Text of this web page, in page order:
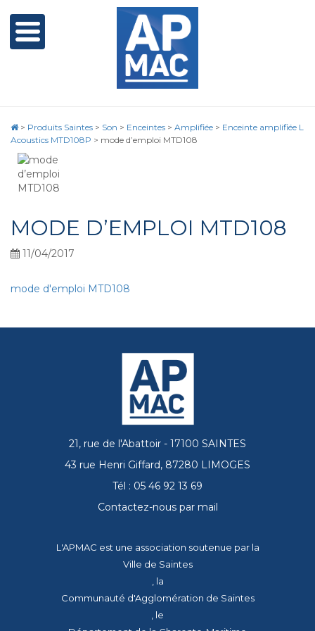
> Produits Saintes > Son > Enceintes > Amplifiée > Enceinte amplifiée L
Acoustics MTD108P > mode d’emploi MTD108
MODE D’EMPLOI MTD108
11/04/2017
mode d'emploi MTD108
21, rue de l'Abattoir - 17100 SAINTES
43 rue Henri Giffard, 87280 LIMOGES
Tél : 05 46 92 13 69
Contactez-nous par mail
L'APMAC est une association soutenue par la
Ville de Saintes
, la
Communauté d'Agglomération de Saintes
, le